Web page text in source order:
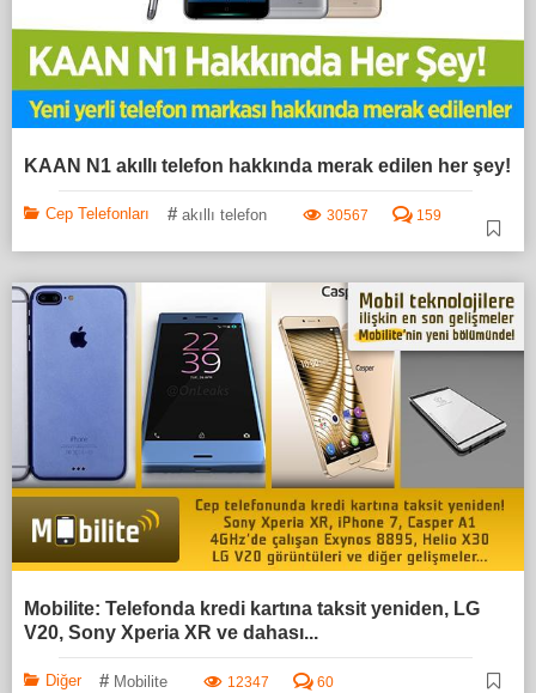
KAAN N1 akıllı telefon hakkında merak edilen her şey!
Cep Telefonları # akıllı telefon 30567 159
Mobilite: Telefonda kredi kartına taksit yeniden, LG
V20, Sony Xperia XR ve dahası...
Diğer # Mobilite 12347 60